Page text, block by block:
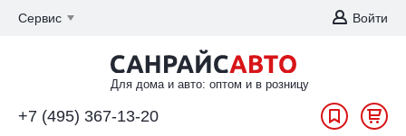
Сервис Войти
Для дома и авто: оптом и в розницу
+7 (495) 367-13-20